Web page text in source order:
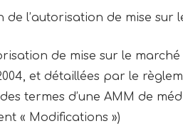
l’autorisation de mise sur
de mise sur le
et détaillées par le
termes d’une AMM de
« Modifications »)